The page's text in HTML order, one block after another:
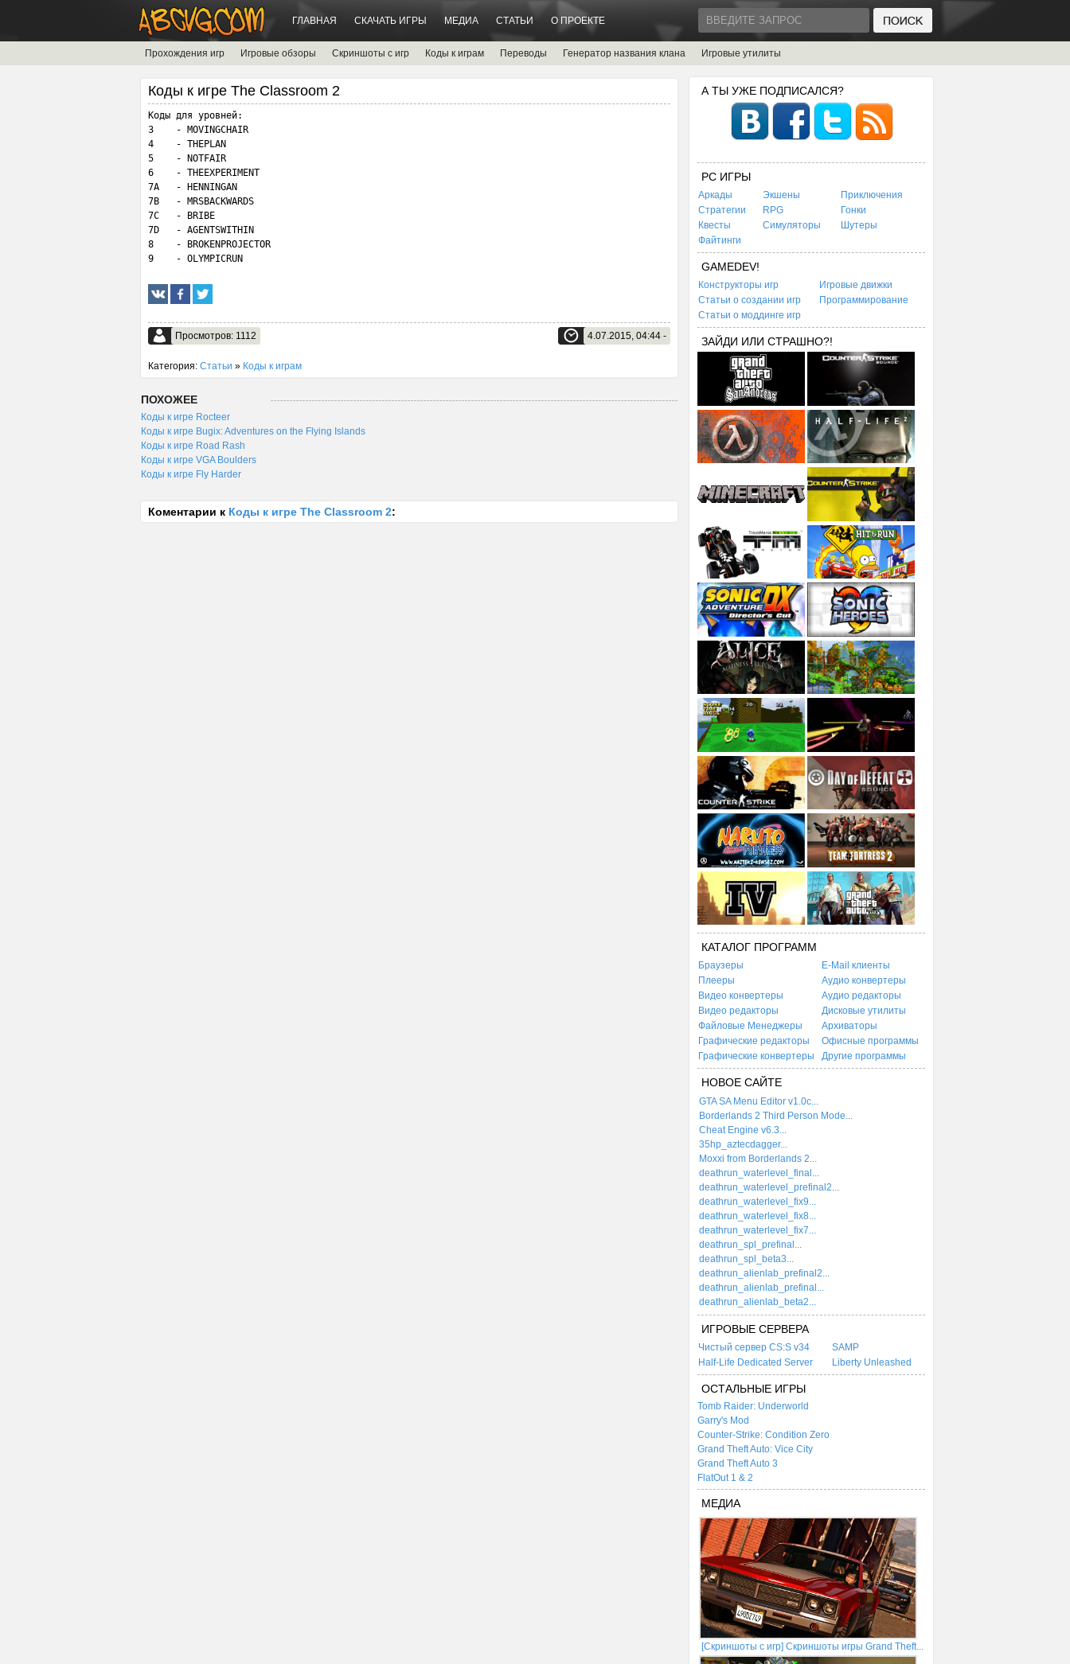
ГЛАВНАЯ СКАЧАТЬ ИГРЫ МЕДИА СТАТЬИ О ПРОЕКТЕ
Прохождения игр Игровые обзоры Скриншоты с игр Коды к играм Переводы Генератор названия клана Игровые утилиты
Коды к игре The Classroom 2
Коды для уровней:
3    - MOVINGCHAIR
4    - THEPLAN
5    - NOTFAIR
6    - THEEXPERIMENT
7A   - HENNINGAN
7B   - MRSBACKWARDS
7C   - BRIBE
7D   - AGENTSWITHIN
8    - BROKENPROJECTOR
9    - OLYMPICRUN
Просмотров: 1112 4.07.2015, 04:44 -
Категория: Статьи » Коды к играм
ПОХОЖЕЕ
Коды к игре Rocteer
Коды к игре Bugix: Adventures on the Flying Islands
Коды к игре Road Rash
Коды к игре VGA Boulders
Коды к игре Fly Harder
Коментарии к Коды к игре The Classroom 2:
А ТЫ УЖЕ ПОДПИСАЛСЯ?
PC ИГРЫ
Аркады Экшены
Приключения
Стратегии
RPG
Гонки
Квесты
Симуляторы
Шутеры
Файтинги
GAMEDEV!
Конструкторы игр
Игровые движки
Статьи о создании игр
Программирование
Статьи о моддинге игр
ЗАЙДИ ИЛИ СТРАШНО?!
КАТАЛОГ ПРОГРАММ
Браузеры
E-Mail клиенты
Плееры
Аудио конвертеры
Видео конвертеры
Аудио редакторы
Видео редакторы
Дисковые утилиты
Файловые Менеджеры
Архиваторы
Графические редакторы
Офисные программы
Графические конвертеры
Другие программы
НОВОЕ САЙТЕ
GTA SA Menu Editor v1.0c...
Borderlands 2 Third Person Mode...
Cheat Engine v6.3...
35hp_aztecdagger...
Moxxi from Borderlands 2...
deathrun_waterlevel_final...
deathrun_waterlevel_prefinal2...
deathrun_waterlevel_fix9...
deathrun_waterlevel_fix8...
deathrun_waterlevel_fix7...
deathrun_spl_prefinal...
deathrun_spl_beta3...
deathrun_alienlab_prefinal2...
deathrun_alienlab_prefinal...
deathrun_alienlab_beta2...
ИГРОВЫЕ СЕРВЕРА
Чистый сервер CS:S v34
SAMP
Half-Life Dedicated Server
Liberty Unleashed
ОСТАЛЬНЫЕ ИГРЫ
Tomb Raider: Underworld
Garry's Mod
Counter-Strike: Condition Zero
Grand Theft Auto: Vice City
Grand Theft Auto 3
FlatOut 1 & 2
МЕДИА
[Скриншоты с игр] Скриншоты игры Grand Theft...